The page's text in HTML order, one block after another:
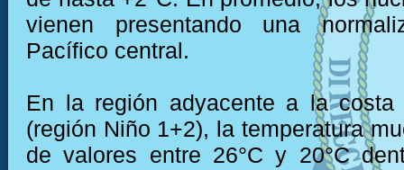
vienen presentando una
Pacífico central.
En la región adyacente a la costa
(región Niño 1+2), la temperatura
de valores entre 26°C y 20°C